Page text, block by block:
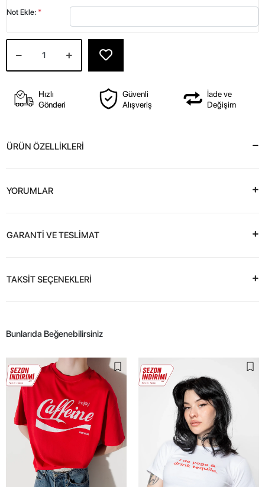
Not Ekle: *
Hızlı
Gönderi
Güvenli
Alışveriş
İade ve
Değişim
ÜRÜN ÖZELLİKLERİ
YORUMLAR
GARANTİ VE TESLİMAT
TAKSİT SEÇENEKLERİ
Bunlarıda Beğenebilirsiniz